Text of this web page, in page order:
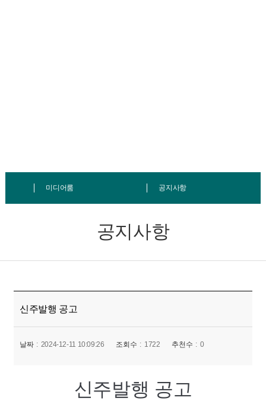
미디어룸 공지사항
공지사항
신주발행 공고
날짜 2024-12-11 10:09:26 조회수 1722 추천수 0
신주발행 공고